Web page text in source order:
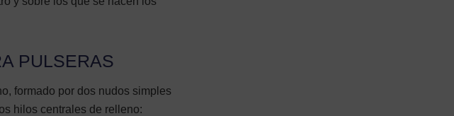
PULSERAS
formado por dos nudos simples
hilos centrales de relleno: